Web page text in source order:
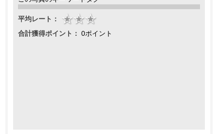
平均レート：
合計獲得ポイント： 0ポイント